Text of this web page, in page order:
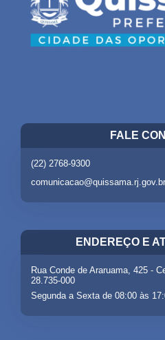
FALE
(22) 2768-9300
comunicacao@quissama.rj.gov.br
ENDEREÇO E
Rua Conde de Araruama, 425 -
28.735-000
Segunda a Sexta de 08:00 às